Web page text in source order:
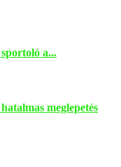
a...
meglepetés